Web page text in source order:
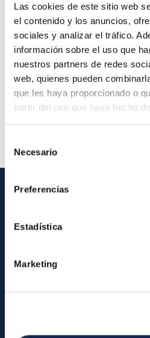
Las cookies de este sitio web
el contenido y los anuncios,
sociales y analizar el tráfico.
información sobre el uso que
nuestros partners de redes
web, quienes pueden
que les haya proporcionado o
partir del uso que haya hecho
consentimiento
Necesario
Preferencias
Estadística
Marketing
Inicio de la reunión:10/11/
Final de la reunión:10/11/
Localización:
Descripción:Reunión
Técnico Asesor del SDA
Iberpay
About us